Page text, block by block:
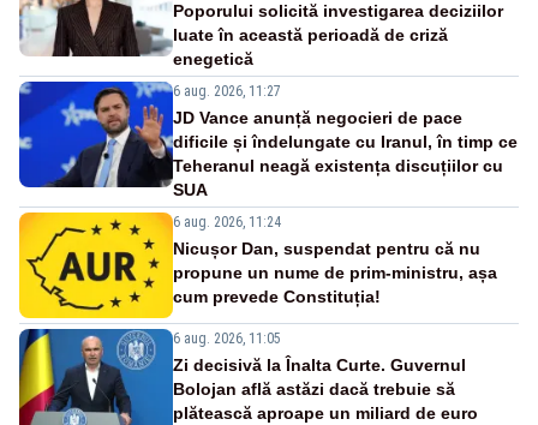
Poporului solicită investigarea deciziilor
luate în această perioadă de criză
enegetică
6 aug. 2026, 11:27
JD Vance anunță negocieri de pace
dificile și îndelungate cu Iranul, în timp ce
Teheranul neagă existența discuțiilor cu
SUA
6 aug. 2026, 11:24
Nicușor Dan, suspendat pentru că nu
propune un nume de prim-ministru, așa
cum prevede Constituția!
6 aug. 2026, 11:05
Zi decisivă la Înalta Curte. Guvernul
Bolojan află astăzi dacă trebuie să
plătească aproape un miliard de euro